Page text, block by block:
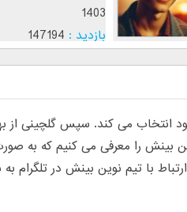
بازدید :
می کند. سپس گلچینی از
با تیم نوین بینش در تلگرام به